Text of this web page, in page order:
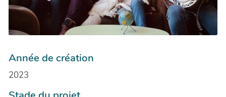
Année de création
2023